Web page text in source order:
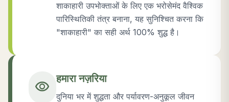
शाकाहारी उपभोक्ताओं के लिए एक भरोसेमंद वैश्विक
पारिस्थितिकी तंत्र बनाना, यह सुनिश्चित करना कि
"शाकाहारी" का सही अर्थ 100% शुद्ध है।
visibility हमारा नज़रिया
दुनिया भर में शुद्धता और पर्यावरण-अनुकूल जीवन